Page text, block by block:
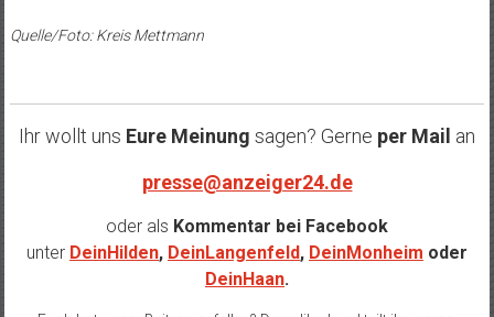
Quelle/Foto: Kreis Mettmann
Ihr wollt uns Eure Meinung sagen? Gerne per Mail an
presse@anzeiger24.de
oder als Kommentar bei Facebook
unter DeinHilden, DeinLangenfeld, DeinMonheim oder
DeinHaan.